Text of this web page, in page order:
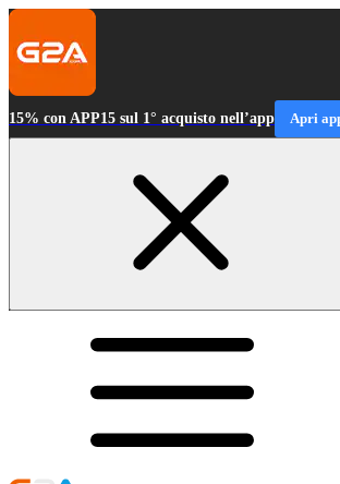
15% con APP15 sul 1° acquisto nell’app Apri